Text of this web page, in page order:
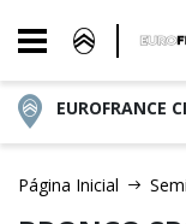
EUROFRANCE
Página Inicial